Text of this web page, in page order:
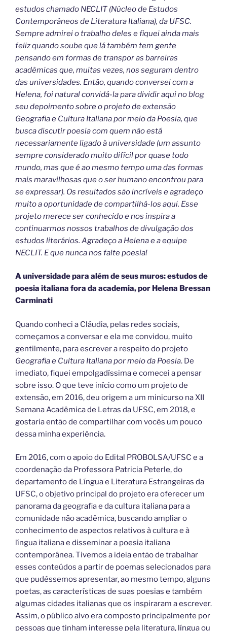
estudos chamado NECLIT (Núcleo de Estudos
Contemporâneos de Literatura Italiana), da UFSC.
Sempre admirei o trabalho deles e fiquei ainda mais
feliz quando soube que lá também tem gente
pensando em formas de transpor as barreiras
acadêmicas que, muitas vezes, nos seguram dentro
das universidades. Então, quando conversei com a
Helena, foi natural convidá-la para dividir aqui no blog
seu depoimento sobre o projeto de extensão
Geografia e Cultura Italiana por meio da Poesia, que
busca discutir poesia com quem não está
necessariamente ligado à universidade (um assunto
sempre considerado muito difícil por quase todo
mundo, mas que é ao mesmo tempo uma das formas
mais maravilhosas que o ser humano encontrou para
se expressar). Os resultados são incríveis e agradeço
muito a oportunidade de compartilhá-los aqui. Esse
projeto merece ser conhecido e nos inspira a
continuarmos nossos trabalhos de divulgação dos
estudos literários. Agradeço a Helena e a equipe
NECLIT. E que nunca nos falte poesia!
A universidade para além de seus muros: estudos de
poesia italiana fora da academia, por Helena Bressan
Carminati
Quando conheci a Cláudia, pelas redes sociais,
começamos a conversar e ela me convidou, muito
gentilmente, para escrever a respeito do projeto
Geografia e Cultura Italiana por meio da Poesia. De
imediato, fiquei empolgadíssima e comecei a pensar
sobre isso. O que teve início como um projeto de
extensão, em 2016, deu origem a um minicurso na XII
Semana Acadêmica de Letras da UFSC, em 2018, e
gostaria então de compartilhar com vocês um pouco
dessa minha experiência.
Em 2016, com o apoio do Edital PROBOLSA/UFSC e a
coordenação da Professora Patricia Peterle, do
departamento de Língua e Literatura Estrangeiras da
UFSC, o objetivo principal do projeto era oferecer um
panorama da geografia e da cultura italiana para a
comunidade não acadêmica, buscando ampliar o
conhecimento de aspectos relativos à cultura e à
língua italiana e disseminar a poesia italiana
contemporânea. Tivemos a ideia então de trabalhar
esses conteúdos a partir de poemas selecionados para
que pudéssemos apresentar, ao mesmo tempo, alguns
poetas, as características de suas poesias e também
algumas cidades italianas que os inspiraram a escrever.
Assim, o público alvo era composto principalmente por
pessoas que tinham interesse pela literatura, língua ou